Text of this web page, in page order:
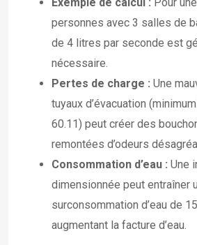
personnes avec 3 salles de
de 4 litres par seconde est
nécessaire.
Pertes de charge : Une
tuyaux d’évacuation
60.11) peut créer des
remontées d’odeurs
Consommation d’eau : Une
dimensionnée peut entraîner
surconsommation d’eau de
augmentant la facture d’eau.